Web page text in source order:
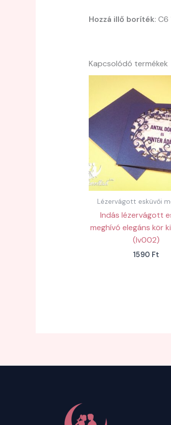
Hozzá illő boríték: C6
Kapcsolódó termékek
Lézervágott esküvői
Indás lézervágott
meghívó elegáns kör
(lv002)
1590 Ft